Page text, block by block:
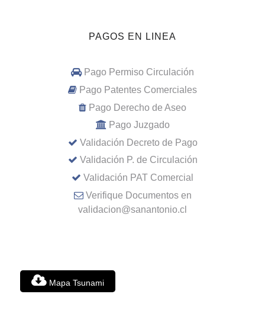
PAGOS EN LINEA
Pago Permiso Circulación
Pago Patentes Comerciales
Pago Derecho de Aseo
Pago Juzgado
Validación Decreto de Pago
Validación P. de Circulación
Validación PAT Comercial
Verifique Documentos en
validacion@sanantonio.cl
Mapa Tsunami